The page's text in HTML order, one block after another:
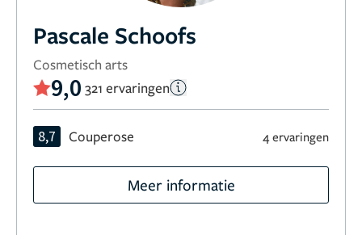
Pascale Schoofs
Cosmetisch arts
9,0 321 ervaringen
8,7 Couperose 4 ervaringen
Meer informatie